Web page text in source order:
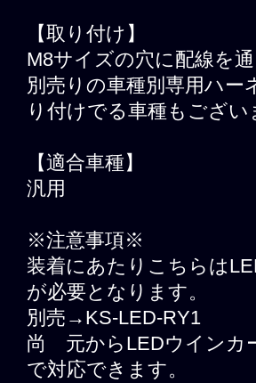
【取り付け】
M8サイズの穴に配線を
別売りの車種別専用ハ
り付けでる車種もござい
【適合車種】
汎用
※注意事項※
装着にあたりこちらは
が必要となります。
別売→KS-LED-RY1
尚 元からLEDウインカ
で対応できます。